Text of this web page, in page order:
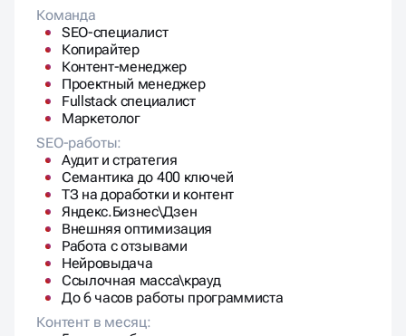
Команда
SEO-специалист
Копирайтер
Контент-менеджер
Проектный менеджер
Fullstack специалист
Маркетолог
SEO-работы:
Аудит и стратегия
Семантика до 400 ключей
ТЗ на доработки и контент
Яндекс.Бизнес\Дзен
Внешняя оптимизация
Работа с отзывами
Нейровыдача
Ссылочная масса\крауд
До 6 часов работы программиста
Контент в месяц: